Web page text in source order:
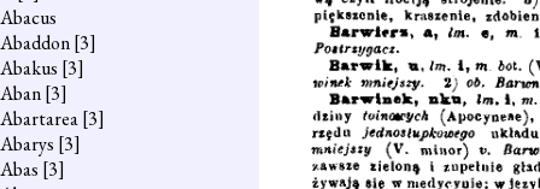
Abacus
Abaddon[3]
Abakus [3]
Aban[3]
Abartarea[3]
Abarys [3]
Abas [3]